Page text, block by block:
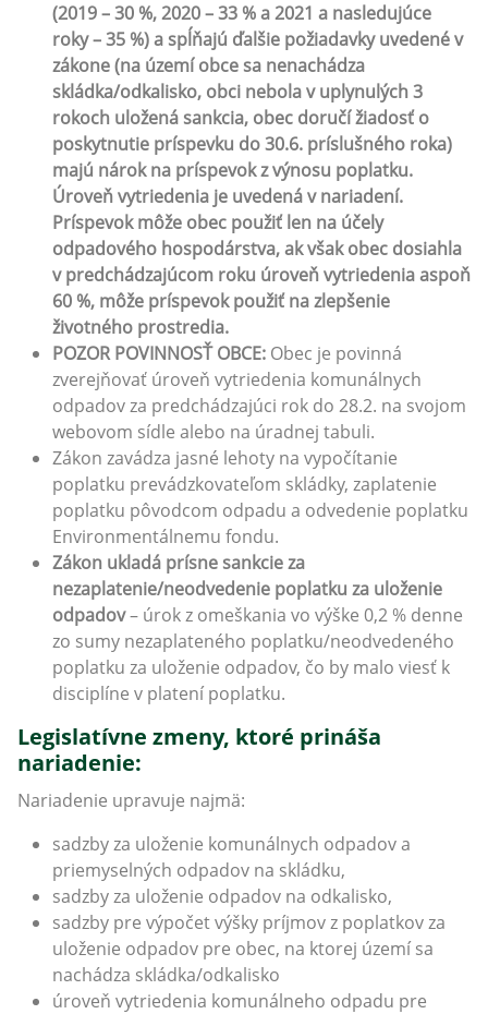
(2019 – 30 %, 2020 – 33 % a 2021 a nasledujúce
roky – 35 %) a spĺňajú ďalšie požiadavky uvedené v
zákone (na území obce sa nenachádza
skládka/odkalisko, obci nebola v uplynulých 3
rokoch uložená sankcia, obec doručí žiadosť o
poskytnutie príspevku do 30.6. príslušného roka)
majú nárok na príspevok z výnosu poplatku.
Úroveň vytriedenia je uvedená v nariadení.
Príspevok môže obec použiť len na účely
odpadového hospodárstva, ak však obec dosiahla
v predchádzajúcom roku úroveň vytriedenia aspoň
60 %, môže príspevok použiť na zlepšenie
životného prostredia.
POZOR POVINNOSŤ OBCE: Obec je povinná
zverejňovať úroveň vytriedenia komunálnych
odpadov za predchádzajúci rok do 28.2. na svojom
webovom sídle alebo na úradnej tabuli.
Zákon zavádza jasné lehoty na vypočítanie
poplatku prevádzkovateľom skládky, zaplatenie
poplatku pôvodcom odpadu a odvedenie poplatku
Environmentálnemu fondu.
Zákon ukladá prísne sankcie za
nezaplatenie/neodvedenie poplatku za uloženie
odpadov– úrok z omeškania vo výške 0,2 % denne
zo sumy nezaplateného poplatku/neodvedeného
poplatku za uloženie odpadov, čo by malo viesť k
disciplíne v platení poplatku.
Legislatívne zmeny, ktoré prináša
nariadenie:
Nariadenie upravuje najmä:
sadzby za uloženie komunálnych odpadov a
priemyselných odpadov na skládku,
sadzby za uloženie odpadov na odkalisko,
sadzby pre výpočet výšky príjmov z poplatkov za
uloženie odpadov pre obec, na ktorej území sa
nachádza skládka/odkalisko
úroveň vytriedenia komunálneho odpadu pre